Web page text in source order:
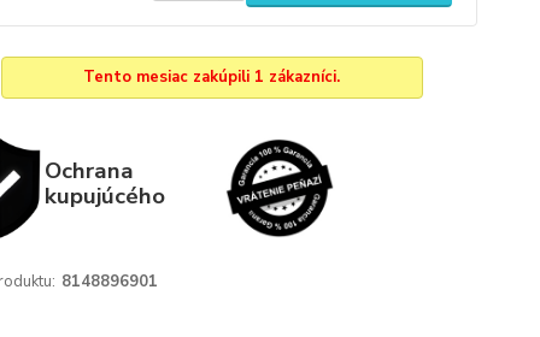
Tento mesiac zakúpili 1 zákazníci.
Ochrana
kupujúcého
8148896901